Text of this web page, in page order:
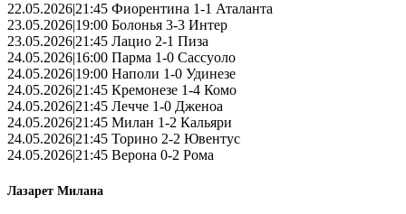
22.05.2026|21:45 Фиорентина 1-1 Аталанта
23.05.2026|19:00 Болонья 3-3 Интер
23.05.2026|21:45 Лацио 2-1 Пиза
24.05.2026|16:00 Парма 1-0 Сассуоло
24.05.2026|19:00 Наполи 1-0 Удинезе
24.05.2026|21:45 Кремонезе 1-4 Комо
24.05.2026|21:45 Лечче 1-0 Дженоа
24.05.2026|21:45 Милан 1-2 Кальяри
24.05.2026|21:45 Торино 2-2 Ювентус
24.05.2026|21:45 Верона 0-2 Рома
Лазарет Милана